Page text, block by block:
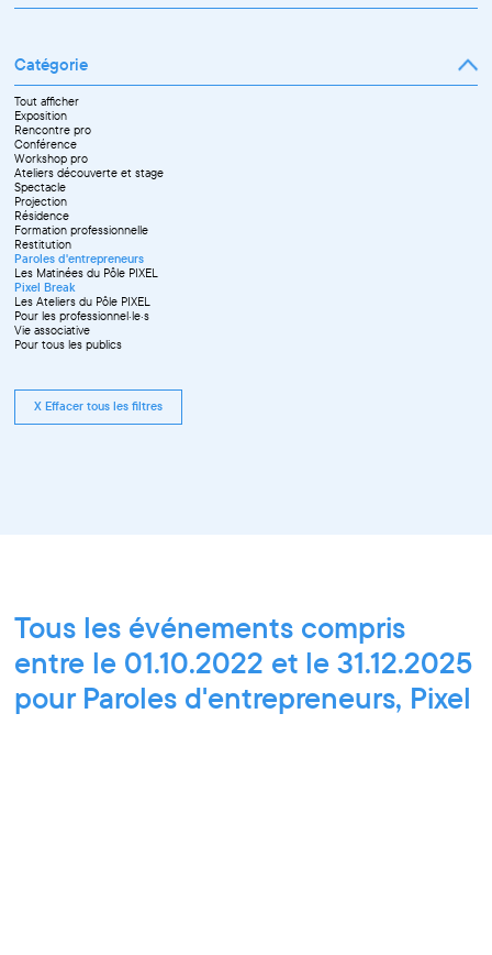
Avril
Mai
Juin
Septembre
Octobre
Novembre
Catégorie
Tout afficher
Exposition
Rencontre pro
Conférence
Workshop pro
Ateliers découverte et stage
Spectacle
Projection
Résidence
Formation professionnelle
Restitution
Paroles d'entrepreneurs
Les Matinées du Pôle PIXEL
Pixel Break
Les Ateliers du Pôle PIXEL
Pour les professionnel·le·s
Vie associative
Pour tous les publics
X Effacer tous les filtres
Tous les événements compris
entre le 01.10.2022 et le 31.12.2025
pour Paroles d'entrepreneurs, Pixel